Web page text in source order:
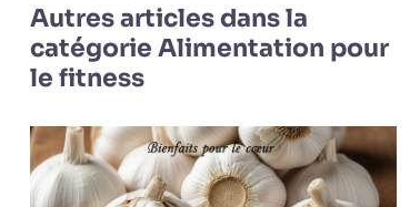
r
Autres articles dans la
catégorie Alimentation pour
le fitness